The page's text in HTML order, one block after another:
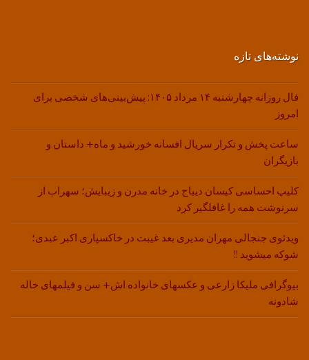
نوشته‌های تازه
فال روزانه چهارشنبه ۱۴ مرداد ۱۴۰۵: پیش‌بینی‌های شخصی برای
امروز
ساعت پخش و تکرار سریال افسانه خورشید و ماه+ داستان و
بازیگران
کلیپ احساسی کیسان دیباج در خانه مدرن و زیبایش؛ سهراب از
سرنوشت همه را غافلگیر کرد
ویدئوی جنجالی مهران مدیری بعد غیبت در خاکسپاری اکبر عبدی؛
شوکه میشوید !!
بیوگرافی ملیکا زارعی و عکسهای خانواده اش+ سن و فیلمهای خاله
شادونه